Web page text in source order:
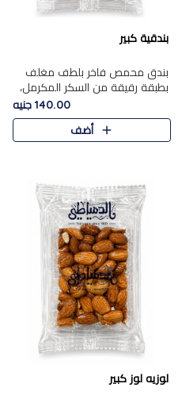
بندقية كبير
بندق محمص فاخر بلطف مغلف
بطبقة رقيقة من السكر المكرمل،
يجمع بين النكهة الغنية ناتي
والقرمشة الراقية المرضية في
حلوى شرقية أنيقه بطابع مميز.
140.00 جنيه
أضف
لوزيه لوز كبير